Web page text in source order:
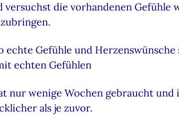
versuchst die vorhandenen
Gefühle und
echten Gefühlen
nur wenige Wochen gebraucht
als je zuvor.